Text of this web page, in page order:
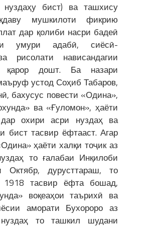
нуздаҳу бист) ва ташхису
мушкилоти фикрию
дар қолиби насри бадеӣ
умури адабӣ, сиёсӣ-
рисолати нависандагии
қарор дошт. Ба назари
устод Соҳиб Табаров,
бахусус повести «Одина»,
ва «Ғуломон», ҳаёти
охири асри нуздаҳ ва
бист тасвир ёфтааст. Агар
ҳаёти халқи тоҷик аз
то ғалабаи Инқилоби
Октябр, дурусттараш, то
1918 тасвир ёфта бошад,
воқеаҳои таърихӣ ва
аморати Бухороро аз
то ташкил шудани